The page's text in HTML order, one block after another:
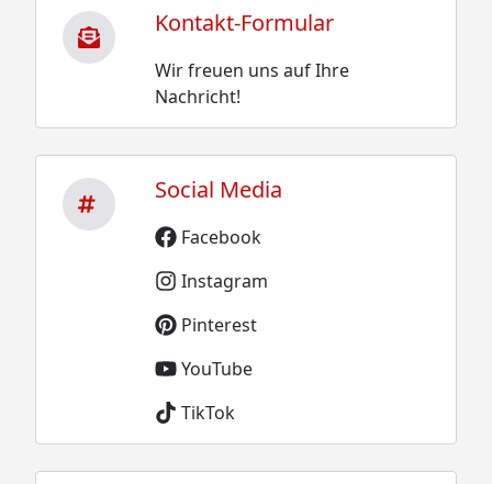
Kontakt-Formular
Wir freuen uns auf Ihre
Nachricht!
Social Media
Facebook
Instagram
Pinterest
YouTube
TikTok